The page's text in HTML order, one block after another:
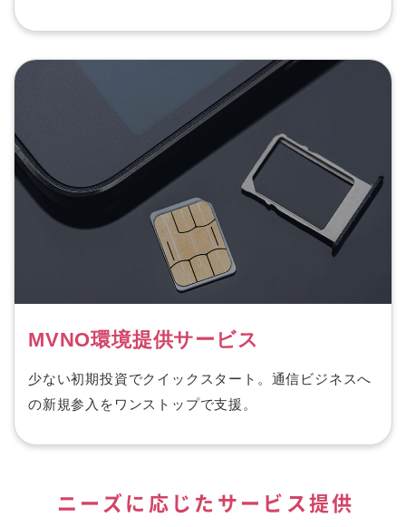
MVNO環境提供サービス
少ない初期投資でクイックスタート。通信ビジネスへ
の新規参入をワンストップで支援。
ニーズに応じたサービス提供